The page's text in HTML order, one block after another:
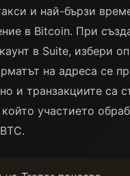
и най-бързи
в Bitcoin. При
в Suite, избери
на адреса се
и транзакциите са
участието